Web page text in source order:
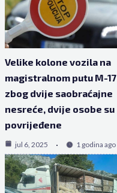
Velike kolone vozila na
magistralnom putu M-17
zbog dvije saobraćajne
nesreće, dvije osobe su
povrijeđene
jul 6, 2025 1 godina ago